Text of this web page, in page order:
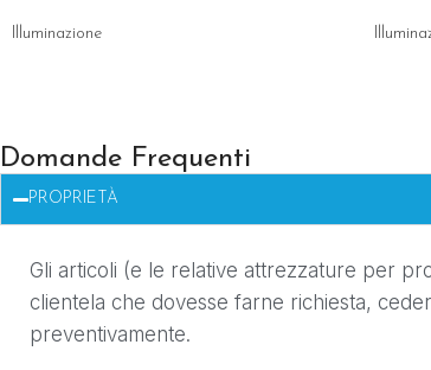
Illuminazione
Domande Frequenti
PROPRIETÀ
Gli articoli (e le relative attrezzature per
clientela che dovesse farne richiesta,
preventivamente.